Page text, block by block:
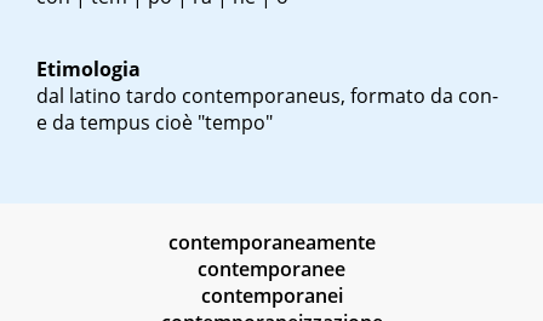
Etimologia
dal latino tardo contemporaneus, formato da con-
e da tempus cioè "tempo"
contemporaneamente
contemporanee
contemporanei